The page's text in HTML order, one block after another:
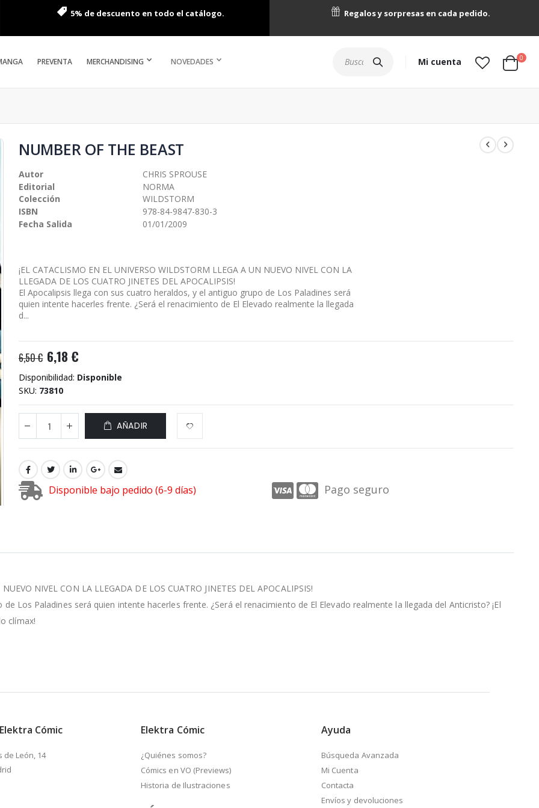
5% de descuento en todo el catálogo. Regalos y sorpresas en cada pedido.
PREVENTA MERCHANDISING NOVEDADES Mi cuenta Cart
0
NUMBER OF THE BEAST
Autor
CHRIS SPROUSE
Editorial
NORMA
Colección
WILDSTORM
ISBN
978-84-9847-830-3
Fecha Salida
01/01/2009
¡EL CATACLISMO EN EL UNIVERSO WILDSTORM LLEGA A UN NUEVO NIVEL CON LA
LLEGADA DE LOS CUATRO JINETES DEL APOCALIPSIS!
El Apocalipsis llega con sus cuatro heraldos, y el antiguo grupo de Los Paladines será
quien intente hacerles frente. ¿Será el renacimiento de El Elevado realmente la llegada
d...
6,50 € 6,18 €
Disponibilidad: Disponible
SKU 73810
AÑADIR
Disponible bajo pedido (6-9 días) Pago seguro
NIVEL CON LA LLEGADA DE LOS CUATRO JINETES DEL APOCALIPSIS!
Los Paladines será quien intente hacerles frente. ¿Será el renacimiento de El Elevado realmente la llegada del Anticristo? ¡El
clímax!
Cómic
de León, 14
Elektra Cómic
¿Quiénes somos?
Cómics en VO (Previews)
Historia de Ilustraciones
Ayuda
Búsqueda Avanzada
Mi Cuenta
Contacta
Envíos y devoluciones